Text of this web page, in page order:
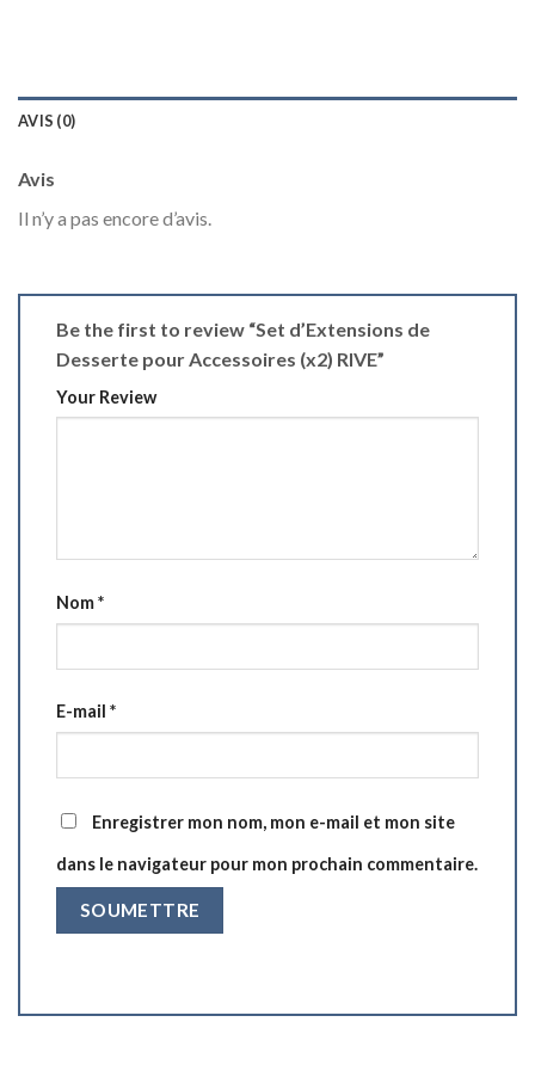
AVIS (0)
Avis
Il n’y a pas encore d’avis.
Be the first to review “Set d’Extensions de
Desserte pour Accessoires (x2) RIVE”
Your Review
Nom*
E-mail *
Enregistrer mon nom, mon e-mail et mon site
dans le navigateur pour mon prochain commentaire.